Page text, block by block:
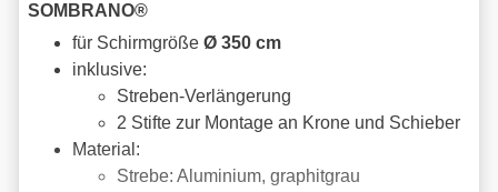
SOMBRANO®
für Schirmgröße Ø 350 cm
inklusive:
Streben-Verlängerung
2 Stifte zur Montage an Krone und Schieber
Material:
Strebe: Aluminium, graphitgrau